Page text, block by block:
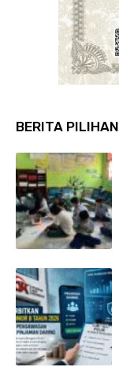
BERITA PILIHAN